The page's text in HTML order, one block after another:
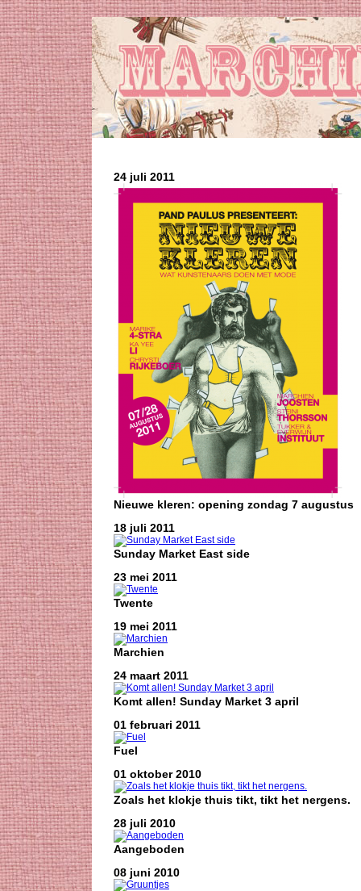
24 juli 2011
Nieuwe kleren: opening zondag 7 augustus
18 juli 2011
Sunday Market East side
23 mei 2011
Twente
19 mei 2011
Marchien
24 maart 2011
Komt allen! Sunday Market 3 april
01 februari 2011
Fuel
01 oktober 2010
Zoals het klokje thuis tikt, tikt het nergens.
28 juli 2010
Aangeboden
08 juni 2010